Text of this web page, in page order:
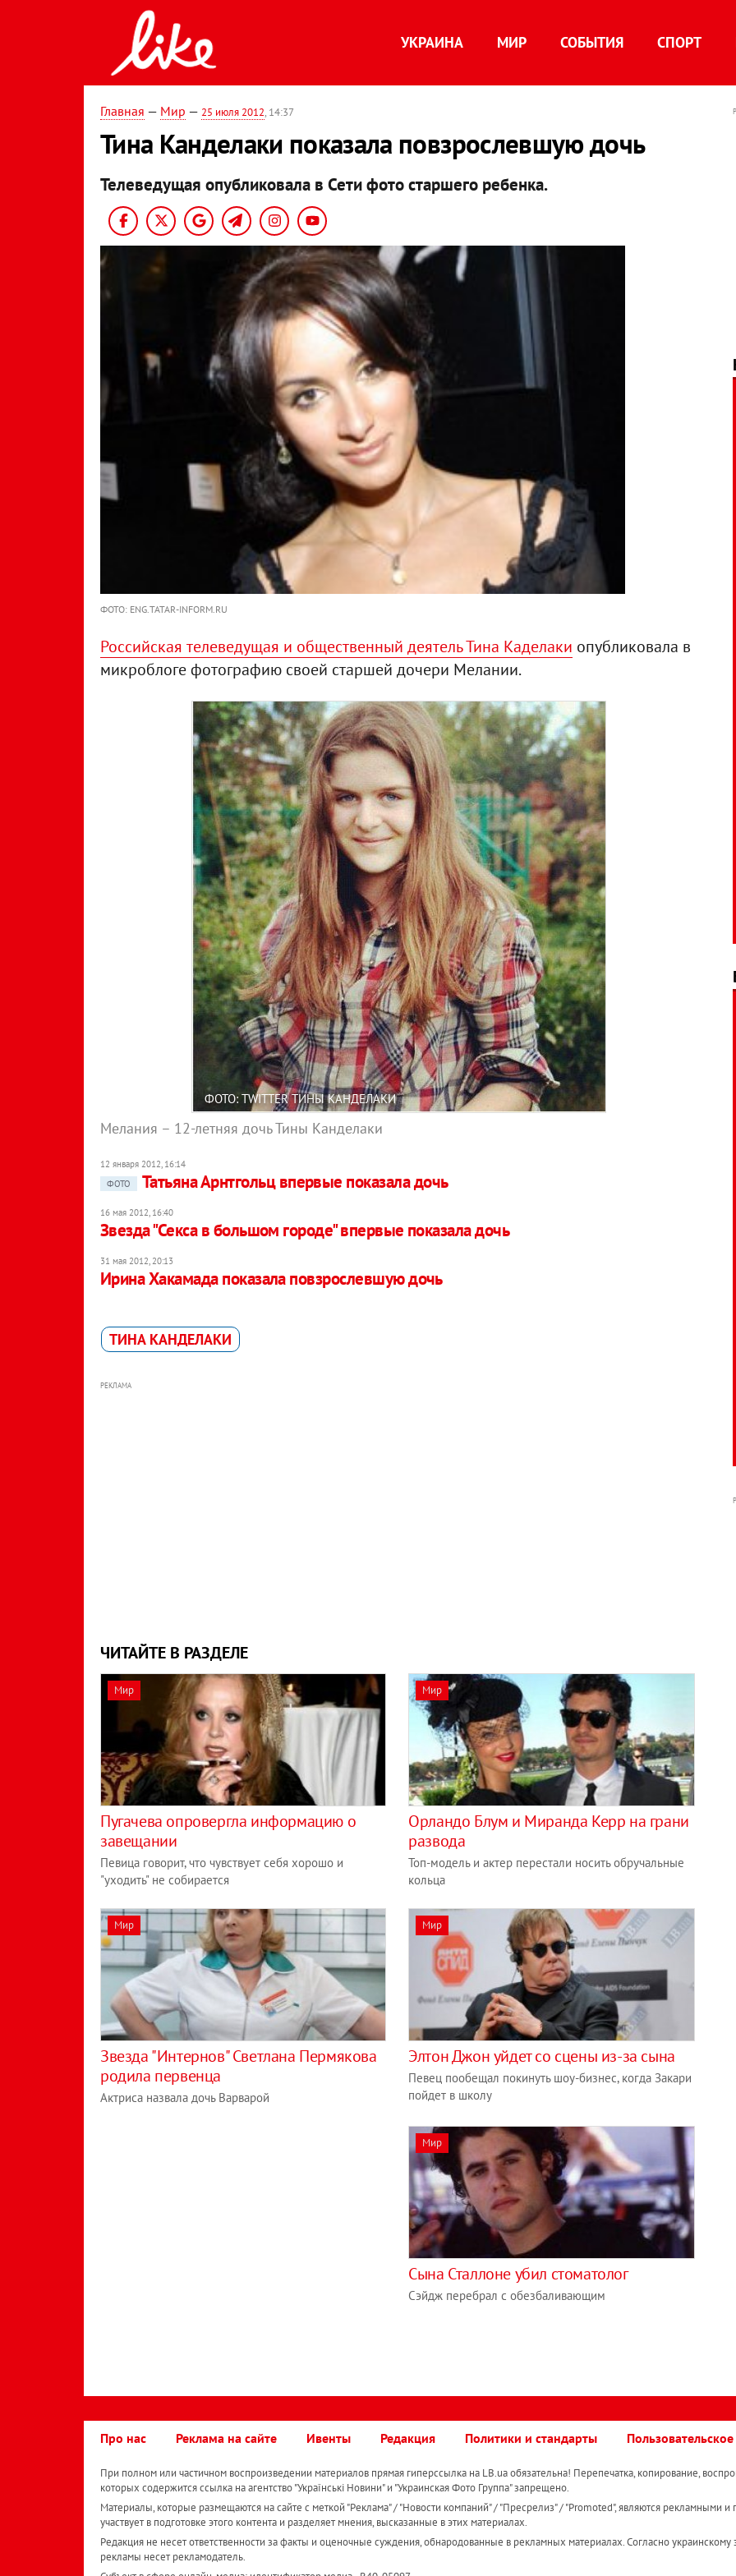
УКРАИНА МИР СОБЫТИЯ СПОРТ
Главная — Мир — 25 июля 2012, 14:37
Тина Канделаки показала повзрослевшую дочь
Телеведущая опубликовала в Сети фото старшего ребенка.
ФОТО: ENG.TATAR-INFORM.RU
Российская телеведущая и общественный деятель Тина Каделаки опубликовала в
микроблоге фотографию своей старшей дочери Мелании.
ФОТО: TWITTER ТИНЫ КАНДЕЛАКИ
Мелания – 12-летняя дочь Тины Канделаки
12 января 2012, 16:14
ФОТО
Татьяна Арнтгольц впервые показала дочь
16 мая 2012, 16:40
Звезда "Секса в большом городе" впервые показала дочь
31 мая 2012, 20:13
Ирина Хакамада показала повзрослевшую дочь
ТИНА КАНДЕЛАКИ
РЕКЛАМА
ЧИТАЙТЕ В РАЗДЕЛЕ
Мир
Пугачева опровергла информацию о
завещании
Певица говорит, что чувствует себя хорошо и
"уходить" не собирается
Мир
Орландо Блум и Миранда Керр на грани
развода
Топ-модель и актер перестали носить обручальные
кольца
Мир
Звезда "Интернов" Светлана Пермякова
родила первенца
Актриса назвала дочь Варварой
Мир
Элтон Джон уйдет со сцены из-за сына
Певец пообещал покинуть шоу-бизнес, когда Закари
пойдет в школу
Мир
Сына Сталлоне убил стоматолог
Cэйдж перебрал с обезбаливающим
Про нас Реклама на сайте Ивенты Редакция Политики и стандарты
При полном или частичном воспроизведении материалов прямая гиперссылка на LB.ua обязательна! Перепечатка, копирование,
которых содержится ссылка на агентство "Українськi Новини" и "Украинская Фото Группа" запрещено.
Материалы, которые размещаются на сайте с меткой "Реклама" / "Новости компаний" / "Пресрелиз" / "Promoted", являются рекламными и
участвует в подготовке этого контента и разделяет мнения, высказанные в этих материалах.
Редакция не несет ответственности за факты и оценочные суждения, обнародованные в рекламных материалах. Согласно украинскому
рекламы несет рекламодатель.